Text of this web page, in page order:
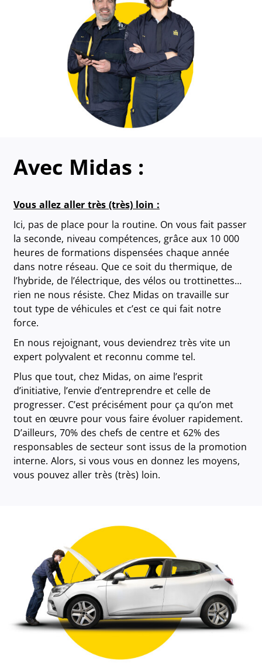
Avec Midas :
Vous allez aller très (très) loin :
Ici, pas de place pour la routine. On vous fait passer
la seconde, niveau compétences, grâce aux 10 000
heures de formations dispensées chaque année
dans notre réseau. Que ce soit du thermique, de
l’hybride, de l’électrique, des vélos ou trottinettes…
rien ne nous résiste. Chez Midas on travaille sur
tout type de véhicules et c’est ce qui fait notre
force.
En nous rejoignant, vous deviendrez très vite un
expert polyvalent et reconnu comme tel.
Plus que tout, chez Midas, on aime l’esprit
d’initiative, l’envie d’entreprendre et celle de
progresser. C’est précisément pour ça qu’on met
tout en œuvre pour vous faire évoluer rapidement.
D’ailleurs, 70% des chefs de centre et 62% des
responsables de secteur sont issus de la promotion
interne. Alors, si vous vous en donnez les moyens,
vous pouvez aller très (très) loin.